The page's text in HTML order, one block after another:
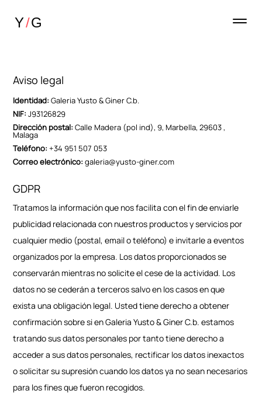
Aviso legal
Identidad: Galeria Yusto & Giner C.b.
NIF: J93126829
Dirección postal: Calle Madera (pol ind), 9, Marbella, 29603 ,
Malaga
Teléfono:+34 951 507 053
Correo electrónico: galeria@yusto-giner.com
GDPR
Tratamos la información que nos facilita con el fin de enviarle
publicidad relacionada con nuestros productos y servicios por
cualquier medio (postal, email o teléfono) e invitarle a eventos
organizados por la empresa. Los datos proporcionados se
conservarán mientras no solicite el cese de la actividad. Los
datos no se cederán a terceros salvo en los casos en que
exista una obligación legal. Usted tiene derecho a obtener
confirmación sobre si en Galeria Yusto & Giner C.b. estamos
tratando sus datos personales por tanto tiene derecho a
acceder a sus datos personales, rectificar los datos inexactos
o solicitar su supresión cuando los datos ya no sean necesarios
para los fines que fueron recogidos.